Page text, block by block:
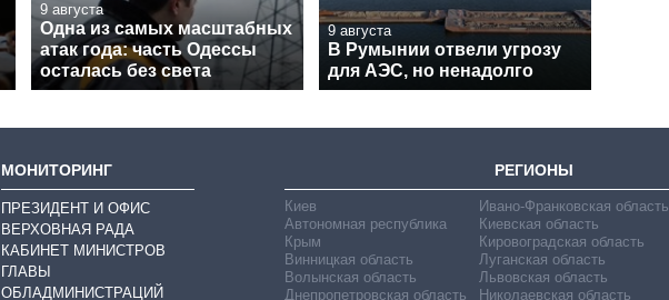
9 августа
Одна из самых масштабных
атак года: часть Одессы
осталась без света
9 августа
В Румынии отвели угрозу
для АЭС, но ненадолго
МОНИТОРИНГ
ПРЕЗИДЕНТ И ОФИС
ВЕРХОВНАЯ РАДА
КАБИНЕТ МИНИСТРОВ
ГЛАВЫ
ОБЛАДМИНИСТРАЦИЙ
РЕГИОНЫ
Киев
Автономная республика
Крым
Винницкая область
Волынская область
Днепропетровская область
Ивано-Франковская область
Киевская область
Кировоградская область
Луганская область
Львовская область
Николаевская область